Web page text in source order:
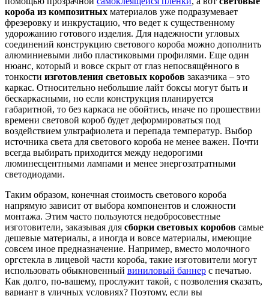
короба из композитных материалов уже подразумевает
фрезеровку и инкрустацию, что ведет к существенному
удорожанию готового изделия. Для надежности угловых
соединений конструкцию светового короба можно дополнить
алюминиевыми либо пластиковыми профилями. Еще один
нюанс, который и вовсе скрыт от глаз непосвящённого в
тонкости изготовления световых коробов заказчика – это
каркас. Относительно небольшие лайт боксы могут быть и
бескаркасными, но если конструкция планируется
габаритной, то без каркаса не обойтись, иначе по прошествии
времени световой короб будет деформироваться под
воздействием ультрафиолета и перепада температур. Выбор
источника света для светового короба не менее важен. Почти
всегда выбирать приходится между недорогими
люминесцентными лампами и менее энергозатратными
светодиодами.
Таким образом, конечная стоимость светового короба
напрямую зависит от выбора компонентов и сложности
монтажа. Этим часто пользуются недобросовестные
изготовители, заказывая для сборки световых коробов самые
дешевые материалы, а иногда и вовсе материалы, имеющие
совсем иное предназначение. Например, вместо молочного
оргстекла в лицевой части короба, такие изготовители могут
использовать обыкновенный виниловый баннер с печатью.
Как долго, по-вашему, прослужит такой, с позволения сказать,
вариант в уличных условиях? Поэтому, если вы